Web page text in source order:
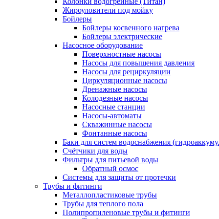
Жироуловители под мойку
Бойлеры
Бойлеры косвенного нагрева
Бойлеры электрические
Насосное оборудование
Поверхностные насосы
Насосы для повышения давления
Насосы для рециркуляции
Циркуляционные насосы
Дренажные насосы
Колодезные насосы
Насосные станции
Насосы-автоматы
Скважинные насосы
Фонтанные насосы
Баки для систем водоснабжения
Счётчики для воды
Фильтры для питьевой воды
Обратный осмос
Системы для защиты от протечки
Трубы и фитинги
Металлопластиковые трубы
Трубы для теплого пола
Полипропиленовые трубы и фитинги